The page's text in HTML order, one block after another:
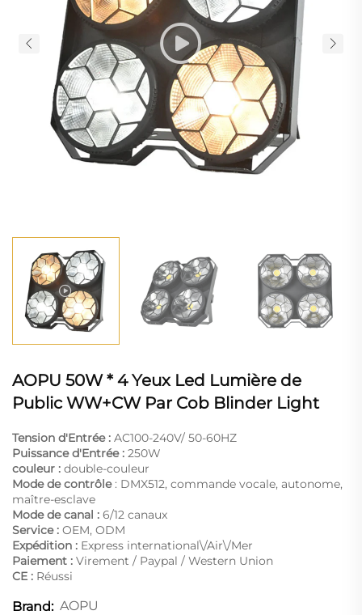
AOPU 50W * 4 Yeux Led Lumière de
Public WW+CW Par Cob Blinder Light
Tension d'Entrée : AC100-240V/ 50-60HZ
Puissance d'Entrée : 250W
couleur : double-couleur
Mode de contrôle : DMX512, commande vocale, autonome,
maître-esclave
Mode de canal : 6/12 canaux
Service : OEM, ODM
Expédition : Express international\/Air\/Mer
Paiement : Virement / Paypal / Western Union
CE : Réussi
Brand: AOPU